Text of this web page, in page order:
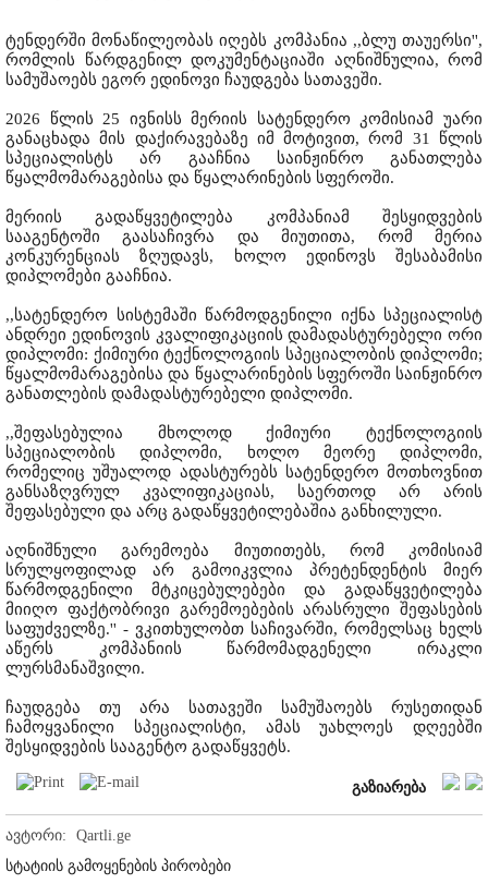
ტენდერში მონაწილეობას იღებს კომპანია ,,ბლუ თაუერსი'',
რომლის წარდგენილ დოკუმენტაციაში აღნიშნულია, რომ
სამუშაოებს ეგორ ედინოვი ჩაუდგება სათავეში.
2026 წლის 25 ივნისს მერიის სატენდერო კომისიამ უარი
განაცხადა მის დაქირავებაზე იმ მოტივით, რომ 31 წლის
სპეციალისტს არ გააჩნია საინჟინრო განათლება
წყალმომარაგებისა და წყალარინების სფეროში.
მერიის გადაწყვეტილება კომპანიამ შესყიდვების
სააგენტოში გაასაჩივრა და მიუთითა, რომ მერია
კონკურენციას ზღუდავს, ხოლო ედინოვს შესაბამისი
დიპლომები გააჩნია.
,,სატენდერო სისტემაში წარმოდგენილი იქნა სპეციალისტ
ანდრეი ედინოვის კვალიფიკაციის დამადასტურებელი ორი
დიპლომი: ქიმიური ტექნოლოგიის სპეციალობის დიპლომი;
წყალმომარაგებისა და წყალარინების სფეროში საინჟინრო
განათლების დამადასტურებელი დიპლომი.
,,შეფასებულია მხოლოდ ქიმიური ტექნოლოგიის
სპეციალობის დიპლომი, ხოლო მეორე დიპლომი,
რომელიც უშუალოდ ადასტურებს სატენდერო მოთხოვნით
განსაზღვრულ კვალიფიკაციას, საერთოდ არ არის
შეფასებული და არც გადაწყვეტილებაშია განხილული.
აღნიშნული გარემოება მიუთითებს, რომ კომისიამ
სრულყოფილად არ გამოიკვლია პრეტენდენტის მიერ
წარმოდგენილი მტკიცებულებები და გადაწყვეტილება
მიიღო ფაქტობრივი გარემოებების არასრული შეფასების
საფუძველზე.'' - ვკითხულობთ საჩივარში, რომელსაც ხელს
აწერს კომპანიის წარმომადგენელი ირაკლი
ლურსმანაშვილი.
ჩაუდგება თუ არა სათავეში სამუშაოებს რუსეთიდან
ჩამოყვანილი სპეციალისტი, ამას უახლოეს დღეებში
შესყიდვების სააგენტო გადაწყვეტს.
გაზიარება
ავტორი:
Qartli.ge
სტატიის გამოყენების პირობები